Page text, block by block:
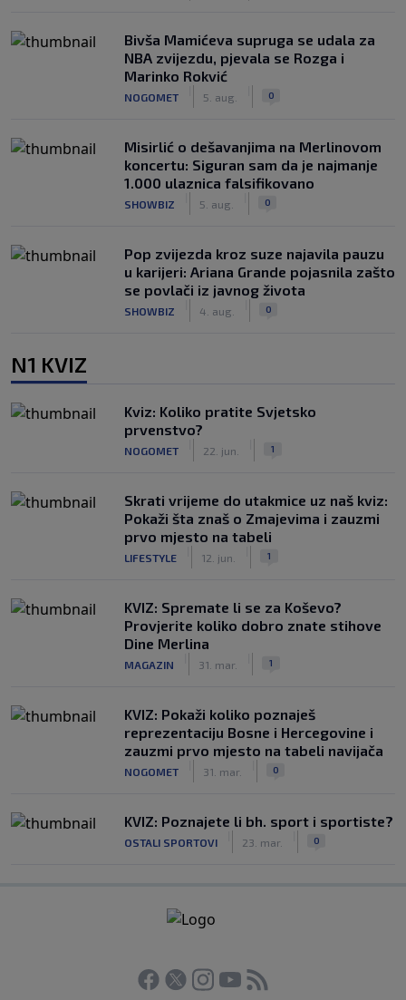
Bivša Mamićeva supruga se udala za
NBA zvijezdu, pjevala se Rozga i
Marinko Rokvić
NOGOMET 5. aug. 0
Misirlić o dešavanjima na Merlinovom
koncertu: Siguran sam da je najmanje
1.000 ulaznica falsifikovano
SHOWBIZ 5. aug. 0
Pop zvijezda kroz suze najavila pauzu
u karijeri: Ariana Grande pojasnila zašto
se povlači iz javnog života
SHOWBIZ 4. aug. 0
N1 KVIZ
Kviz: Koliko pratite Svjetsko
prvenstvo?
NOGOMET 22. jun. 1
Skrati vrijeme do utakmice uz naš kviz:
Pokaži šta znaš o Zmajevima i zauzmi
prvo mjesto na tabeli
LIFESTYLE 12. jun. 1
KVIZ: Spremate li se za Koševo?
Provjerite koliko dobro znate stihove
Dine Merlina
MAGAZIN 31. mar. 1
KVIZ: Pokaži koliko poznaješ
reprezentaciju Bosne i Hercegovine i
zauzmi prvo mjesto na tabeli navijača
NOGOMET 31. mar. 0
KVIZ: Poznajete li bh. sport i sportiste?
OSTALI SPORTOVI 23. mar. 0